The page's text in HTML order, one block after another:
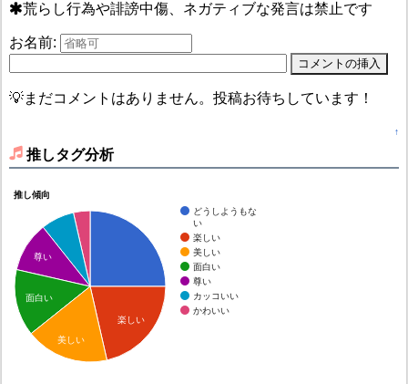
荒らし行為や誹謗中傷、ネガティブな発言は禁止です
お名前:
💡まだコメントはありません。投稿お待ちしています！
↑
推しタグ分析
推し傾向
どうしようもな
い
楽しい
美しい
面白い
尊い
カッコいい
かわいい
楽しい
尊い
面白い
美しい